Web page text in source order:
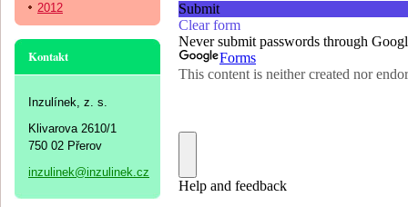
2012
Kontakt
Inzulínek, z. s.
Klivarova 2610/1
750 02 Přerov
inzulinek@inzulinek.cz